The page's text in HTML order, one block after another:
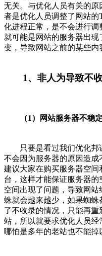
无关。与优化人员有关的
者是优化人员调整了网站
化进程正常，是不会进行
就可能是网站的服务器出
变，导致网站之前的某些内
1、非人为导致不收
（1）网站服务器不稳定
只要是看过我们优化邦
不会因为服务器的原因造
建议大家在购买服务器空
台，这样才能保证服务器
空间出现了问题，导致网
蛛就会越来越少，如果蜘
了不收录的情况，只能再
站，所以就要求优化人员经
哪怕是多年的老站也不能掉